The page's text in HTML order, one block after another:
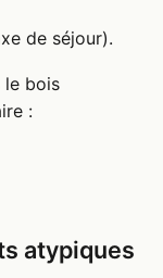
de séjour).
le bois
:
atypiques